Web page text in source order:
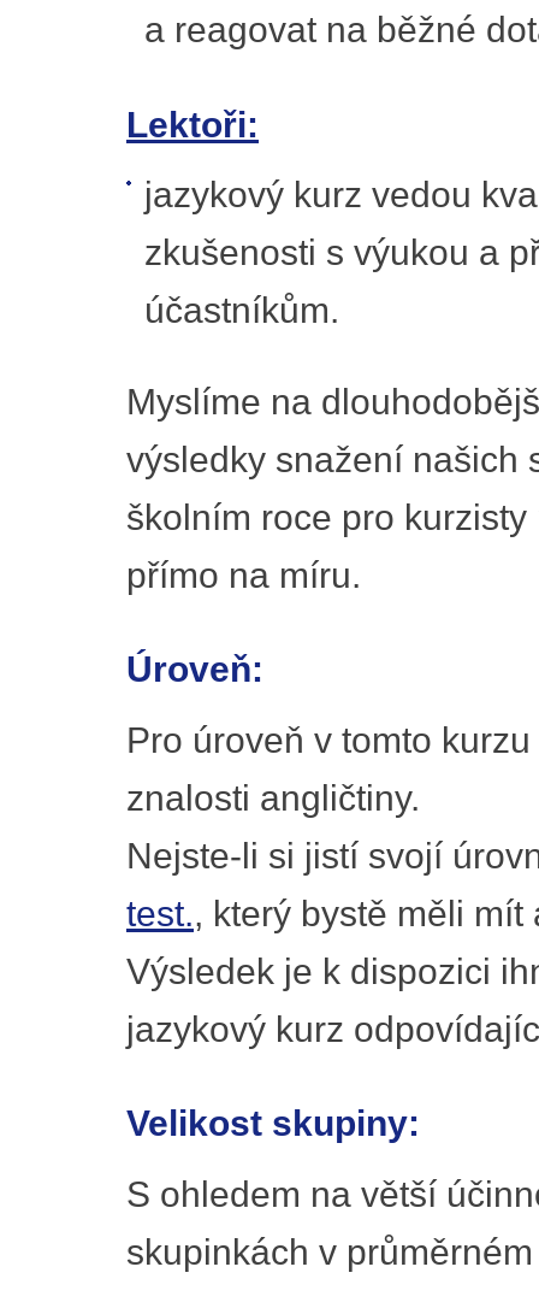
a reagovat na běžné
Lektoři:
jazykový kurz vedou
zkušenosti s výukou a
účastníkům.
Myslíme na
výsledky snažení našich
školním roce pro
přímo na míru.
Úroveň:
Pro úroveň v tomto
znalosti angličtiny.
Nejste-li si jistí svojí
test., který bystě měli
Výsledek je k dispozici
jazykový kurz
Velikost skupiny:
S ohledem na větší
skupinkách v